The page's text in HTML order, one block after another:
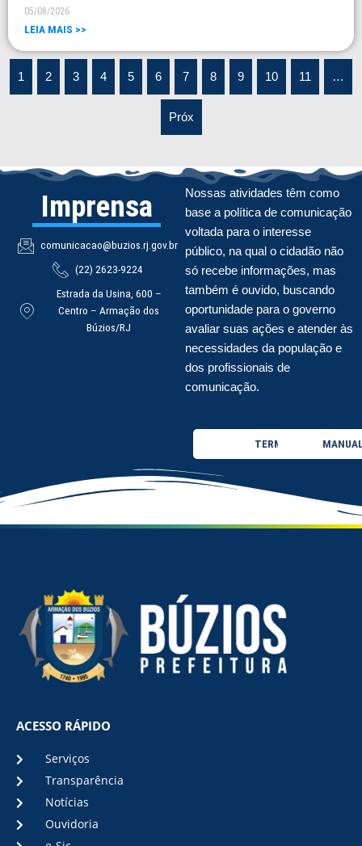
05/08/2026
LEIA MAIS >>
1 2 3 4 5 6 7 8 9 10 11 …
Próx
Imprensa
comunicacao@buzios.rj.gov.br
(22) 2623-9224
Estrada da Usina, 600 –
Centro – Armação dos
Búzios/RJ
Nossas atividades têm como
base a política de comunicação
voltada para o interesse
público, na qual o cidadão não
só recebe informações, mas
também é ouvido, buscando
oportunidade para o governo
avaliar suas ações e atender às
necessidades da população e
dos profissionais de
comunicação.
TERMO DE USO
ACESSO RÁPIDO
Serviços
Transparência
Notícias
Ouvidoria